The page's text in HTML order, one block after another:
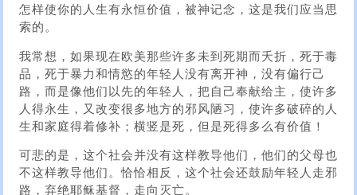
怎样使你的人生有永恒价值，被神记念，这是我们应当思
索的。
我常想，如果现在欧美那些许多未到死期而夭折，死于毒
品，死于暴力和情慾的年轻人没有离开神，没有偏行己
路，而是像他们以先的年轻人，把自己奉献给主，使许多
人得永生，又改变很多地方的邪风陋习，使许多破碎的人
生和家庭得着修补；横竖是死，但是死得多么有价值！
可悲的是，这个社会并没有这样教导他们，他们的父母也
不这样教导他们。恰恰相反，这个社会还鼓励年轻人走邪
路，弃绝耶稣基督，走向灭亡。